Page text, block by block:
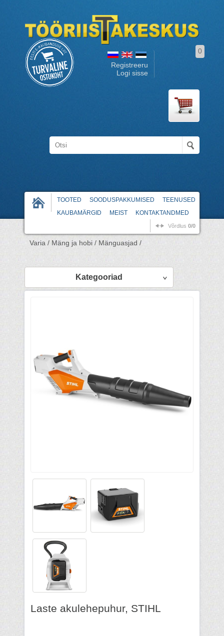
Registreeru
Logi sisse
0
TOOTED SOODUSPAKKUMISED
TEENUSED
KAUBAMÄRGID
MEIST KONTAKTANDMED
Võrdlus 0/0
Varia / Mäng ja hobi / Mänguasjad /
Kategooriad
Laste akulehepuhur, STIHL